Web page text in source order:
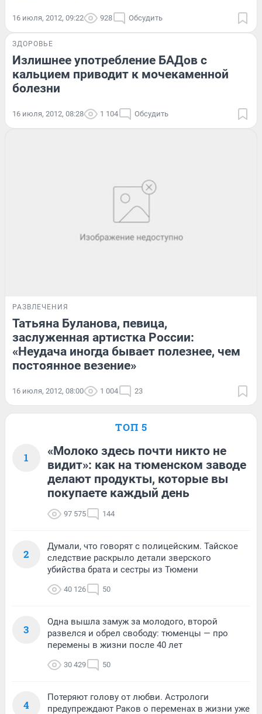
16 июля, 2012, 09:22 928 Обсудить
ЗДОРОВЬЕ
Излишнее употребление БАДов с
кальцием приводит к мочекаменной
болезни
16 июля, 2012, 08:28 1 104 Обсудить
РАЗВЛЕЧЕНИЯ
Татьяна Буланова, певица,
заслуженная артистка России:
«Неудача иногда бывает полезнее, чем
постоянное везение»
16 июля, 2012, 08:00 1 004 23
ТОП 5
1
«Молоко здесь почти никто не
видит»: как на тюменском заводе
делают продукты, которые вы
покупаете каждый день
97 575 144
2
Думали, что говорят с полицейским. Тайское
следствие раскрыло детали зверского
убийства брата и сестры из Тюмени
40 126 50
3
Одна вышла замуж за молодого, второй
развелся и обрел свободу: тюменцы — про
перемены в жизни после 40 лет
30 429 50
4
Потеряют голову от любви. Астрологи
предупреждают Раков о переменах в жизни уже